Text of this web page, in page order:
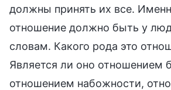
должны принять их все.
отношение должно быть у
словам. Какого рода это
Является ли оно отношением
отношением набожности,